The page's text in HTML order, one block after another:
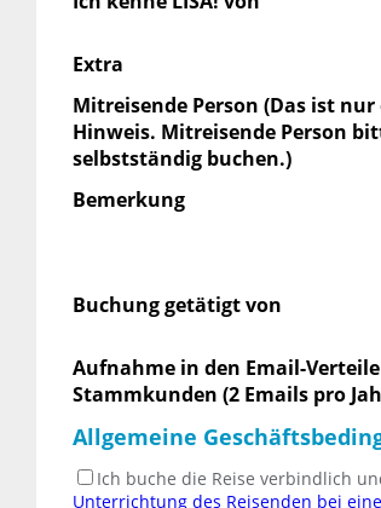
Extra
Mitreisende Person (Das ist
Hinweis. Mitreisende Person
selbstständig buchen.)
Bemerkung
Buchung getätigt von
Aufnahme in den Email-
Stammkunden (2 Emails pro
Allgemeine
Ich buche die Reise verbindlich
Unterrichtung des Reisenden bei